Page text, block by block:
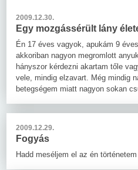
2009.12.30.
Egy mozgássérült lány
Én 17 éves vagyok, apukám 9
akkoriban nagyon megromlott
hányszor kérdezni akartam tőle
vele, mindig elzavart. Még mindig
betegségem miatt nagyon sokan
2009.12.29.
Fogyás
Hadd meséljem el az én